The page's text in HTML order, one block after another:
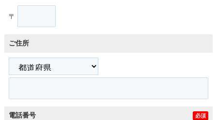
〒
ご住所
電話番号 必須